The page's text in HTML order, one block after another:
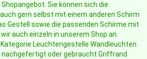
Sie können sich die
gern selbst mit einem anderen Schirm
Gestell sowie die passenden Schirme mit
auch einzeln in unserem Shop an.
Kategorie Leuchtengestelle Wandleuchten
nachgefertigt oder gebraucht Griffrand